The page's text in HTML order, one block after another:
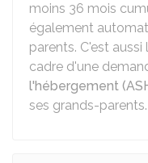
moins 36 mois
également
parents. C'est aussi
cadre d'une
l'hébergement
ses grands-parents.